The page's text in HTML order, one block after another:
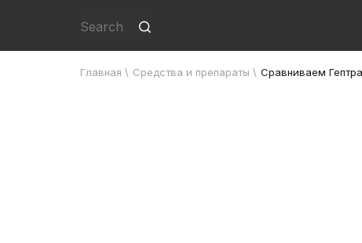
Главная \ Средства и препараты \ Сравниваем